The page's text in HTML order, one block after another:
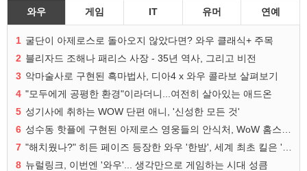
와우 게임 IT 유머 연예
1 굴단이 아제로스로 돌아오지 않았다면? 와우 클래식+ 주목
2 블리자드 조해나 패리스 사장 - 35년 역사, 그리고 비전
3 악마술사로 구현된 흑마법사, 디아4 x 와우 콜라보 살펴보기
4 "모두에게 공평한 환경"이라더니...여전히 살아있는 애드온
5 성기사에 취하는 WOW 단편 애니, '신성한 모든 것'
6
7
8 뉴럴링크, 이번엔 '와우'... 생각만으로 게임하는 시대 성큼